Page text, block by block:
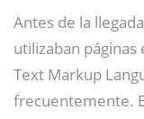
Antes de la
utilizaban
Text Markup
frecuentemente.